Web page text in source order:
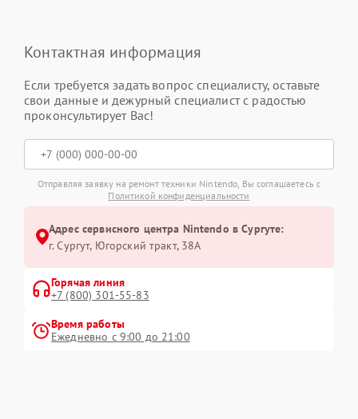
Контактная информация
Если требуется задать вопрос специалисту, оставьте
свои данные и дежурный специалист с радостью
проконсультирует Вас!
Отправляя заявку на ремонт техники Nintendo, Вы соглашаетесь с
Политикой конфиденциальности
Адрес сервисного центра Nintendo в Сургуте:
г. Сургут, Югорский тракт, 38А
Горячая линия
+7 (800) 301-55-83
Время работы
Ежедневно с 9:00 до 21:00